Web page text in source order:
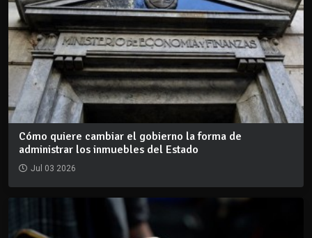
Cómo quiere cambiar el gobierno la forma de
administrar los inmuebles del Estado
Jul 03 2026